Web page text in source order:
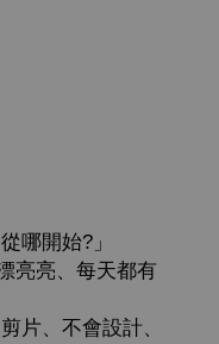
哪開始?」
亮亮、每天都有
片、不會設計、